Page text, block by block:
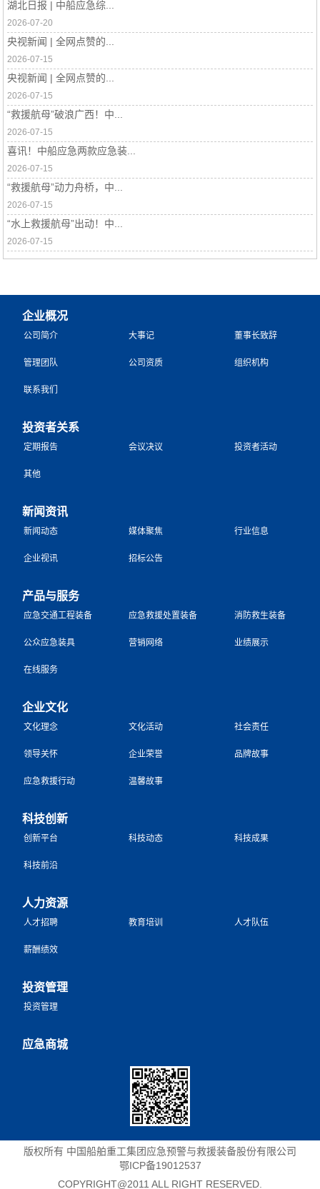
湖北日报 | 中船应急综...
2026-07-20
央视新闻 | 全网点赞的...
2026-07-15
央视新闻 | 全网点赞的...
2026-07-15
“救援航母”破浪广西！中...
2026-07-15
喜讯！中船应急两款应急装...
2026-07-15
“救援航母”动力舟桥，中...
2026-07-15
“水上救援航母”出动！中...
2026-07-15
企业概况
公司简介 大事记 董事长致辞
管理团队 公司资质 组织机构
联系我们
投资者关系
定期报告 会议决议 投资者活动
其他
新闻资讯
新闻动态 媒体聚焦 行业信息
企业视讯 招标公告
产品与服务
应急交通工程装备 应急救援处置装备 消防救生装备
公众应急装具 营销网络 业绩展示
在线服务
企业文化
文化理念 文化活动 社会责任
领导关怀 企业荣誉 品牌故事
应急救援行动 温馨故事
科技创新
创新平台 科技动态 科技成果
科技前沿
人力资源
人才招聘 教育培训 人才队伍
薪酬绩效
投资管理
投资管理
应急商城
版权所有 中国船舶重工集团应急预警与救援装备股份有限公司
鄂ICP备19012537
COPYRIGHT@2011 ALL RIGHT RESERVED.